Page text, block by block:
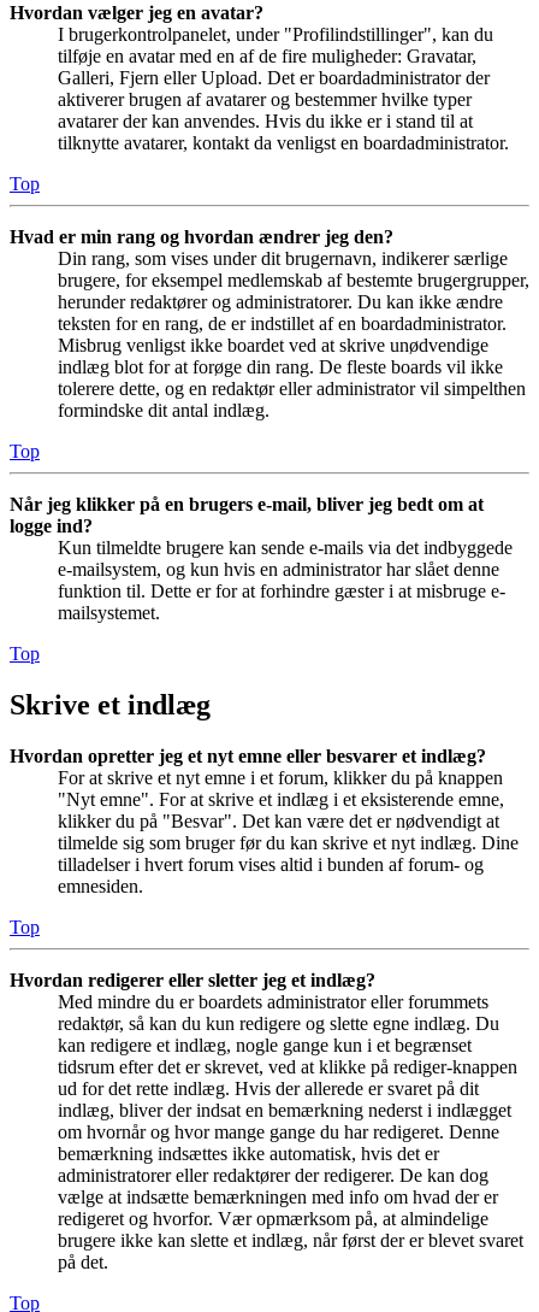
Hvordan vælger jeg en avatar?
I brugerkontrolpanelet, under "Profilindstillinger", kan du
tilføje en avatar med en af de fire muligheder: Gravatar,
Galleri, Fjern eller Upload. Det er boardadministrator der
aktiverer brugen af avatarer og bestemmer hvilke typer
avatarer der kan anvendes. Hvis du ikke er i stand til at
tilknytte avatarer, kontakt da venligst en boardadministrator.
Top
Hvad er min rang og hvordan ændrer jeg den?
Din rang, som vises under dit brugernavn, indikerer særlige
brugere, for eksempel medlemskab af bestemte brugergrupper,
herunder redaktører og administratorer. Du kan ikke ændre
teksten for en rang, de er indstillet af en boardadministrator.
Misbrug venligst ikke boardet ved at skrive unødvendige
indlæg blot for at forøge din rang. De fleste boards vil ikke
tolerere dette, og en redaktør eller administrator vil simpelthen
formindske dit antal indlæg.
Top
Når jeg klikker på en brugers e-mail, bliver jeg bedt om at
logge ind?
Kun tilmeldte brugere kan sende e-mails via det indbyggede
e-mailsystem, og kun hvis en administrator har slået denne
funktion til. Dette er for at forhindre gæster i at misbruge e-
mailsystemet.
Top
Skrive et indlæg
Hvordan opretter jeg et nyt emne eller besvarer et indlæg?
For at skrive et nyt emne i et forum, klikker du på knappen
"Nyt emne". For at skrive et indlæg i et eksisterende emne,
klikker du på "Besvar". Det kan være det er nødvendigt at
tilmelde sig som bruger før du kan skrive et nyt indlæg. Dine
tilladelser i hvert forum vises altid i bunden af forum- og
emnesiden.
Top
Hvordan redigerer eller sletter jeg et indlæg?
Med mindre du er boardets administrator eller forummets
redaktør, så kan du kun redigere og slette egne indlæg. Du
kan redigere et indlæg, nogle gange kun i et begrænset
tidsrum efter det er skrevet, ved at klikke på rediger-knappen
ud for det rette indlæg. Hvis der allerede er svaret på dit
indlæg, bliver der indsat en bemærkning nederst i indlægget
om hvornår og hvor mange gange du har redigeret. Denne
bemærkning indsættes ikke automatisk, hvis det er
administratorer eller redaktører der redigerer. De kan dog
vælge at indsætte bemærkningen med info om hvad der er
redigeret og hvorfor. Vær opmærksom på, at almindelige
brugere ikke kan slette et indlæg, når først der er blevet svaret
på det.
Top